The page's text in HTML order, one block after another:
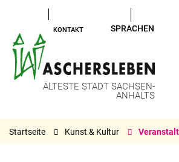
KONTAKT SPRACHEN
ÄLTESTE STADT SACHSEN-
ANHALTS
Startseite Kunst & Kultur